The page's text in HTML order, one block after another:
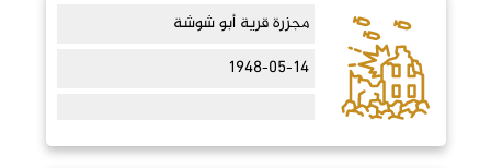
مجزرة قرية أبو شوشة
1948-05-14